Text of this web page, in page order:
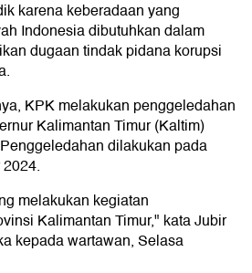
karena keberadaan yang
Indonesia dibutuhkan dalam
dugaan tindak pidana korupsi
KPK melakukan penggeledahan
Kalimantan Timur (Kaltim)
dilakukan pada
melakukan kegiatan
Kalimantan Timur," kata Jubir
kepada wartawan, Selasa